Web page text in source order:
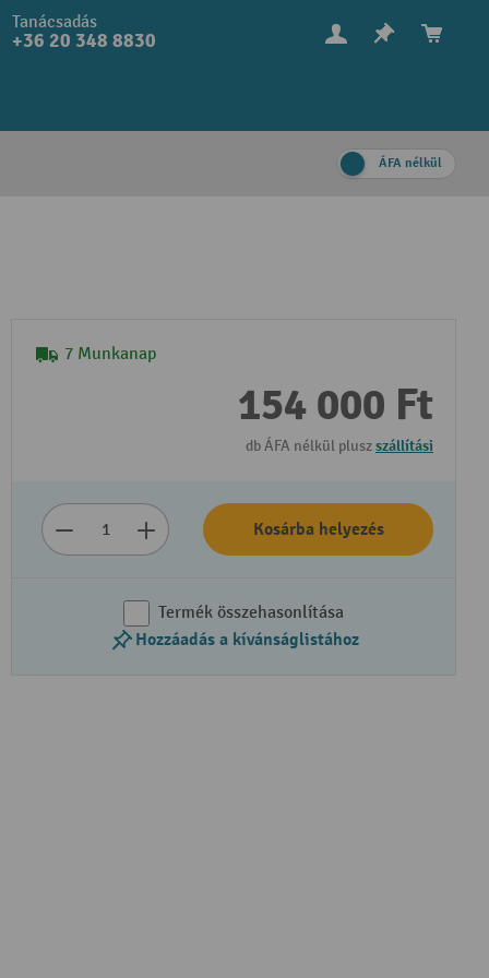
Tanácsadás
+36 20 348 8830
ÁFA nélkül
7 Munkanap
154 000 Ft
db ÁFA nélkül pluszszállítási
Kosárba helyezés
Termék összehasonlítása
Hozzáadás a kívánságlistához